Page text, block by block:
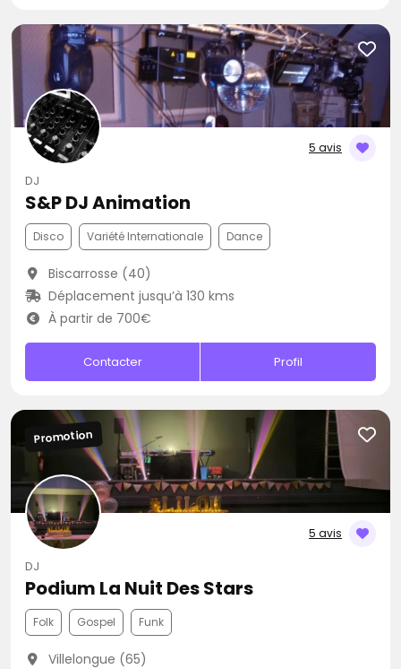
5 avis
DJ
S&P DJ Animation
Disco Variété Internationale Dance
Biscarrosse (40)
Déplacement jusqu’à 130 kms
À partir de 700€
Contacter Profil
5 avis
Promotion
DJ
Podium La Nuit Des Stars
Folk Gospel Funk
Villelongue (65)